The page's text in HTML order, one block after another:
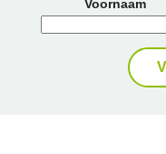
Voornaam